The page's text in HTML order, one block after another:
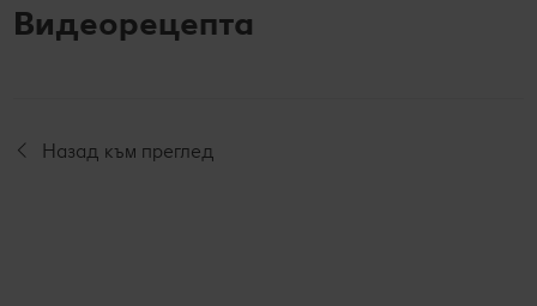
Видеорецепта
Назад към преглед